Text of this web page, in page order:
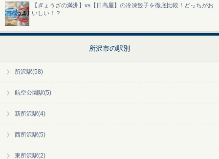
【ぎょうざの満洲】vs【日高屋】の冷凍餃子を徹底比較！どっちがお
いしい！？
所沢市の駅別
所沢駅(58)
航空公園駅(5)
新所沢駅(4)
西所沢駅(5)
東所沢駅(2)